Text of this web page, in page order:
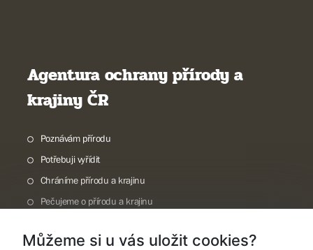
Agentura ochrany přírody a
krajiny ČR
Poznávám přírodu
Potřebuji vyřídit
Chráníme přírodu a krajinu
Pečujeme o přírodu a krajinu
O nás
Můžeme si u vás uložit cookies?